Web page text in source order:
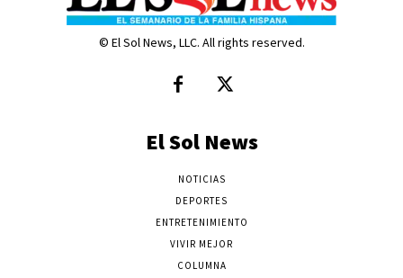
© El Sol News, LLC. All rights reserved.
El Sol News
NOTICIAS
DEPORTES
ENTRETENIMIENTO
VIVIR MEJOR
COLUMNA